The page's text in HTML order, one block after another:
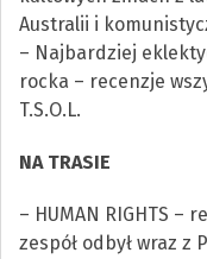
Australii i
– Najbardziej
rocka – recenzje
T.S.O.L.
NA TRASIE
– HUMAN RIGHTS –
zespół odbył wraz z